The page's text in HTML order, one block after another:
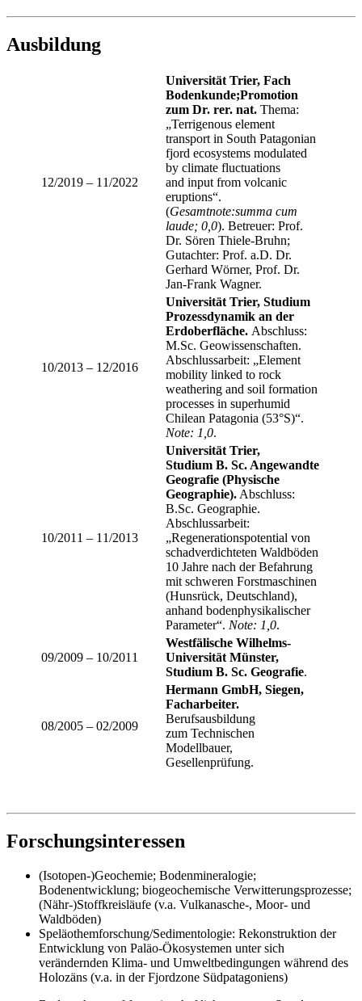
Ausbildung
12/2019 – 11/2022
Universität Trier, Fach
Bodenkunde;Promotion
zum Dr. rer. nat. Thema:
„Terrigenous element
transport in South Patagonian
fjord ecosystems modulated
by climate fluctuations
and input from volcanic
eruptions“.
(Gesamtnote:summa cum
laude; 0,0). Betreuer: Prof.
Dr. Sören Thiele-Bruhn;
Gutachter: Prof. a.D. Dr.
Gerhard Wörner, Prof. Dr.
Jan-Frank Wagner.
10/2013 – 12/2016
Universität Trier, Studium
Prozessdynamik an der
Erdoberfläche. Abschluss:
M.Sc. Geowissenschaften.
Abschlussarbeit: „Element
mobility linked to rock
weathering and soil formation
processes in superhumid
Chilean Patagonia (53°S)“.
Note: 1,0.
10/2011 – 11/2013
Universität Trier,
Studium B. Sc. Angewandte
Geografie (Physische
Geographie).Abschluss:
B.Sc. Geographie.
Abschlussarbeit:
„Regenerationspotential von
schadverdichteten Waldböden
10 Jahre nach der Befahrung
mit schweren Forstmaschinen
(Hunsrück, Deutschland),
anhand bodenphysikalischer
Parameter“. Note: 1,0.
09/2009 – 10/2011
Westfälische Wilhelms-
Universität Münster,
Studium B. Sc. Geografie.
08/2005 – 02/2009
Hermann GmbH, Siegen,
Facharbeiter.
Berufsausbildung
zum Technischen
Modellbauer,
Gesellenprüfung.
Forschungsinteressen
(Isotopen-)Geochemie; Bodenmineralogie;
Bodenentwicklung; biogeochemische Verwitterungsprozesse;
(Nähr-)Stoffkreisläufe (v.a. Vulkanasche-, Moor- und
Waldböden)
Speläothemforschung/Sedimentologie: Rekonstruktion der
Entwicklung von Paläo-Ökosystemen unter sich
verändernden Klima- und Umweltbedingungen während des
Holozäns (v.a. in der Fjordzone Südpatagoniens)